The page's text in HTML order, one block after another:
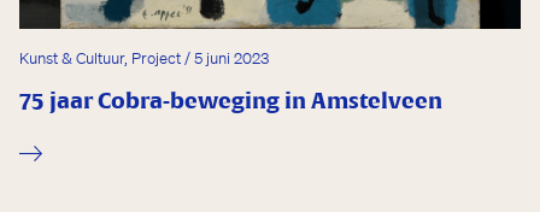
Kunst & Cultuur, Project / 5 juni 2023
75 jaar Cobra-beweging in Amstelveen